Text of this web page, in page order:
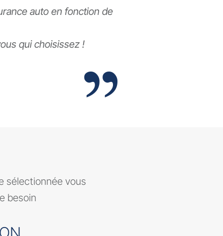
auto en fonction de
qui choisissez !
sélectionnée vous
besoin